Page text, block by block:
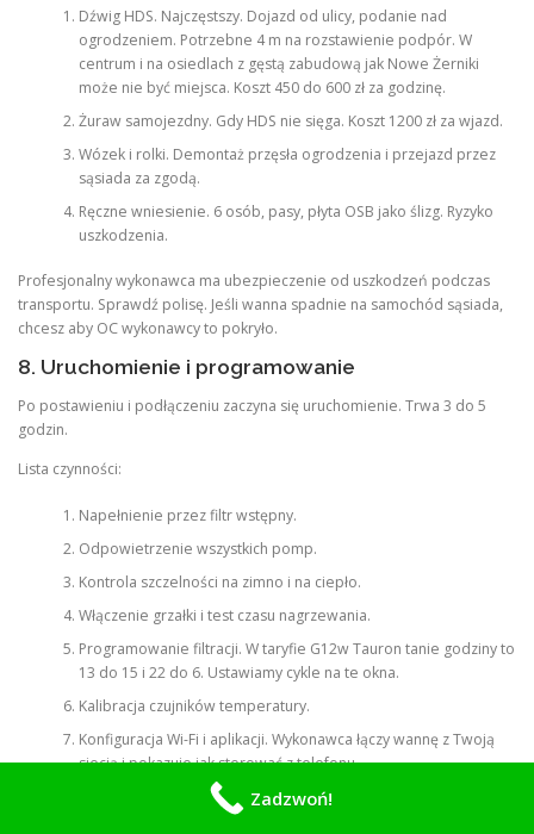
Dźwig HDS. Najczęstszy. Dojazd od ulicy, podanie nad
ogrodzeniem. Potrzebne 4 m na rozstawienie podpór. W
centrum i na osiedlach z gęstą zabudową jak Nowe Żerniki
może nie być miejsca. Koszt 450 do 600 zł za godzinę.
Żuraw samojezdny. Gdy HDS nie sięga. Koszt 1200 zł za wjazd.
Wózek i rolki. Demontaż przęsła ogrodzenia i przejazd przez
sąsiada za zgodą.
Ręczne wniesienie. 6 osób, pasy, płyta OSB jako ślizg. Ryzyko
uszkodzenia.
Profesjonalny wykonawca ma ubezpieczenie od uszkodzeń podczas
transportu. Sprawdź polisę. Jeśli wanna spadnie na samochód sąsiada,
chcesz aby OC wykonawcy to pokryło.
8. Uruchomienie i programowanie
Po postawieniu i podłączeniu zaczyna się uruchomienie. Trwa 3 do 5
godzin.
Lista czynności:
Napełnienie przez filtr wstępny.
Odpowietrzenie wszystkich pomp.
Kontrola szczelności na zimno i na ciepło.
Włączenie grzałki i test czasu nagrzewania.
Programowanie filtracji. W taryfie G12w Tauron tanie godziny to
13 do 15 i 22 do 6. Ustawiamy cykle na te okna.
Kalibracja czujników temperatury.
Konfiguracja Wi-Fi i aplikacji. Wykonawca łączy wannę z Twoją
siecią i pokazuje jak sterować z telefonu.
Balans chemii startowej. pH, zasadowość, chlor, twardość.
Zadzwoń!